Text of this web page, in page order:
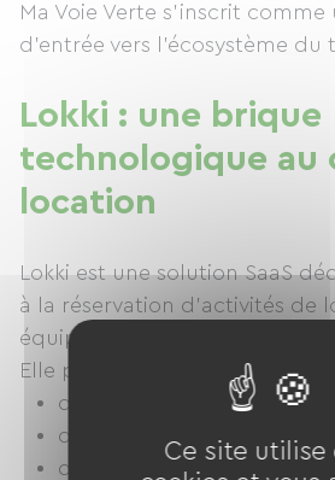
Ma Voie Verte s’inscrit
d’entrée vers l’écosystème du
Lokki : une brique
technologique au
location
Lokki est une solution SaaS
à la réservation d’activités de
équipements de loisirs).
Elle permet aux professionnels :
de digitaliser leur activité
de gérer leurs réservations
de rendre leur offre
Ce site utilise